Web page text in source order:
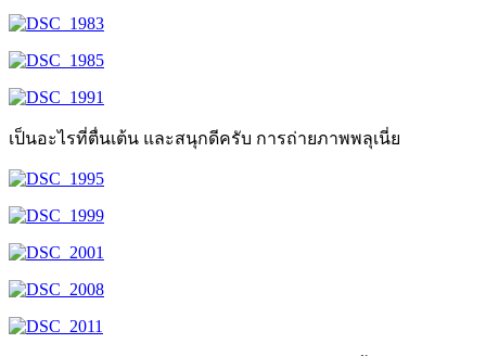
เป็นอะไรที่ตื่นเต้น และสนุกดีครับ การถ่ายภาพพลุเนี่ย